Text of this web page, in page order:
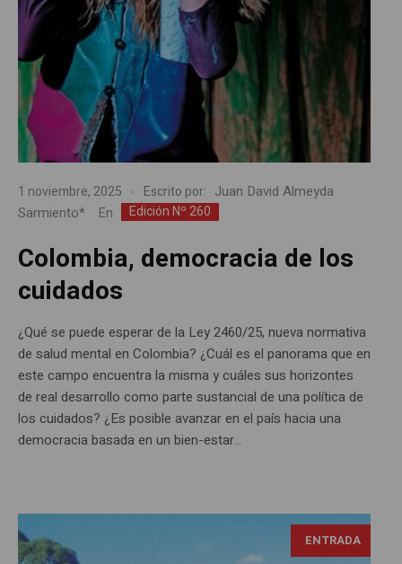
1 noviembre, 2025 Escrito por: Juan David Almeyda
Sarmiento*
En Edición Nº 260
Colombia, democracia de los
cuidados
¿Qué se puede esperar de la Ley 2460/25, nueva normativa
de salud mental en Colombia? ¿Cuál es el panorama que en
este campo encuentra la misma y cuáles sus horizontes
de real desarrollo como parte sustancial de una política de
los cuidados? ¿Es posible avanzar en el país hacia una
democracia basada en un bien-estar...
ENTRADA